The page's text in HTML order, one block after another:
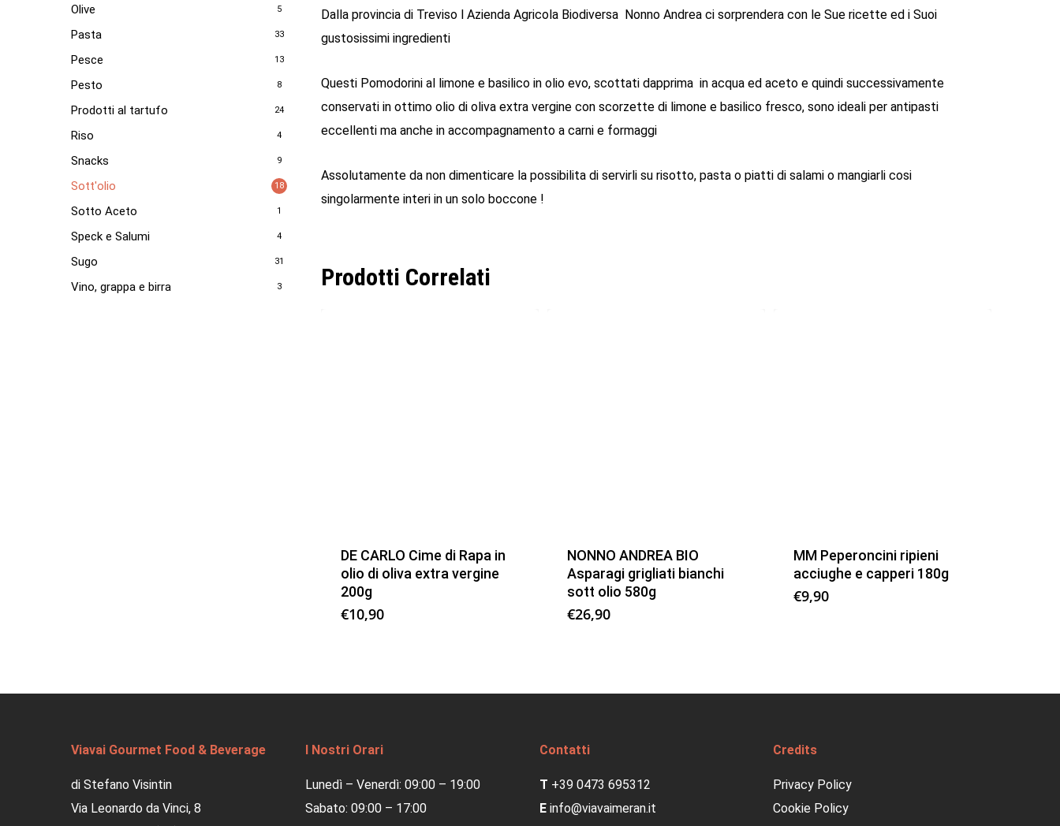
Olive 5
Pasta 33
Pesce 13
Pesto 8
Prodotti al tartufo 24
Riso 4
Snacks 9
Sott'olio 18
Sotto Aceto 1
Speck e Salumi 4
Sugo 31
Vino, grappa e birra 3
Dalla provincia di Treviso l Azienda Agricola Biodiversa Nonno Andrea ci sorprendera con le Sue ricette ed i Suoi
gustosissimi ingredienti
Questi Pomodorini al limone e basilico in olio evo, scottati dapprima in acqua ed aceto e quindi successivamente
conservati in ottimo olio di oliva extra vergine con scorzette di limone e basilico fresco, sono ideali per antipasti
eccellenti ma anche in accompagnamento a carni e formaggi
Assolutamente da non dimenticare la possibilita di servirli su risotto, pasta o piatti di salami o mangiarli cosi
singolarmente interi in un solo boccone !
Prodotti Correlati
DE CARLO Cime di Rapa in
olio di oliva extra vergine
200g
€10,90
NONNO ANDREA BIO
Asparagi grigliati bianchi
sott olio 580g
€26,90
MM Peperoncini ripieni
acciughe e capperi 180g
€9,90
Viavai Gourmet Food & Beverage
di Stefano Visintin
Via Leonardo da Vinci, 8
I Nostri Orari
Lunedì – Venerdì: 09:00 – 19:00
Sabato: 09:00 – 17:00
Contatti
T +39 0473 695312
E info@viavaimeran.it
Credits
Privacy Policy
Cookie Policy